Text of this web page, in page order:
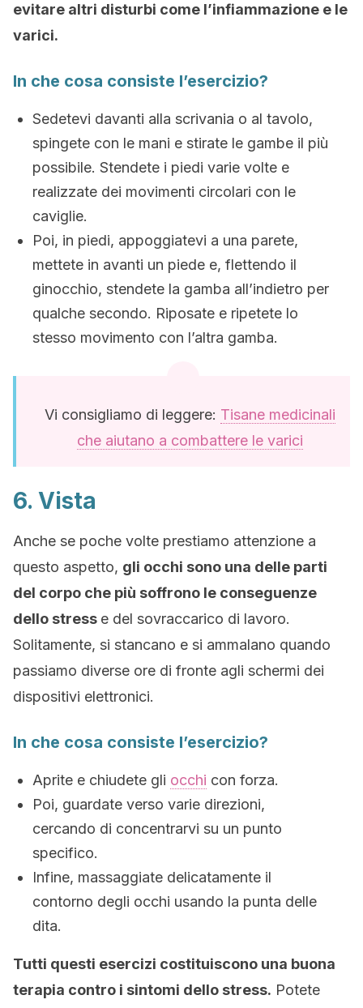
evitare altri disturbi come l’infiammazione e le
varici.
In che cosa consiste l’esercizio?
Sedetevi davanti alla scrivania o al tavolo,
spingete con le mani e stirate le gambe il più
possibile. Stendete i piedi varie volte e
realizzate dei movimenti circolari con le
caviglie.
Poi, in piedi, appoggiatevi a una parete,
mettete in avanti un piede e, flettendo il
ginocchio, stendete la gamba all’indietro per
qualche secondo. Riposate e ripetete lo
stesso movimento con l’altra gamba.
Vi consigliamo di leggere: Tisane medicinali
che aiutano a combattere le varici
6. Vista
Anche se poche volte prestiamo attenzione a
questo aspetto, gli occhi sono una delle parti
del corpo che più soffrono le conseguenze
dello stress e del sovraccarico di lavoro.
Solitamente, si stancano e si ammalano quando
passiamo diverse ore di fronte agli schermi dei
dispositivi elettronici.
In che cosa consiste l’esercizio?
Aprite e chiudete gli occhi con forza.
Poi, guardate verso varie direzioni,
cercando di concentrarvi su un punto
specifico.
Infine, massaggiate delicatamente il
contorno degli occhi usando la punta delle
dita.
Tutti questi esercizi costituiscono una buona
terapia contro i sintomi dello stress. Potete